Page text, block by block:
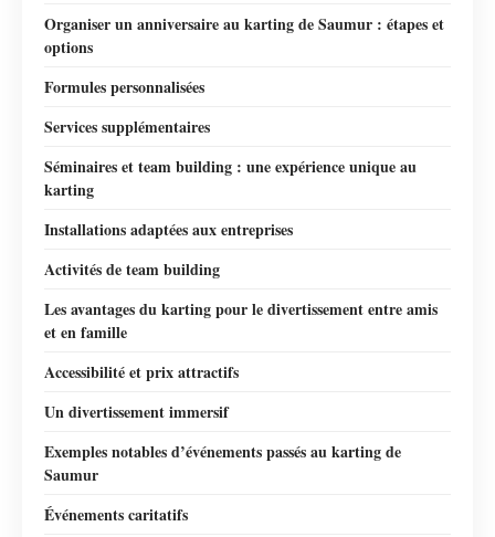
Organiser un anniversaire au karting de Saumur : étapes et
options
Formules personnalisées
Services supplémentaires
Séminaires et team building : une expérience unique au
karting
Installations adaptées aux entreprises
Activités de team building
Les avantages du karting pour le divertissement entre amis
et en famille
Accessibilité et prix attractifs
Un divertissement immersif
Exemples notables d’événements passés au karting de
Saumur
Événements caritatifs